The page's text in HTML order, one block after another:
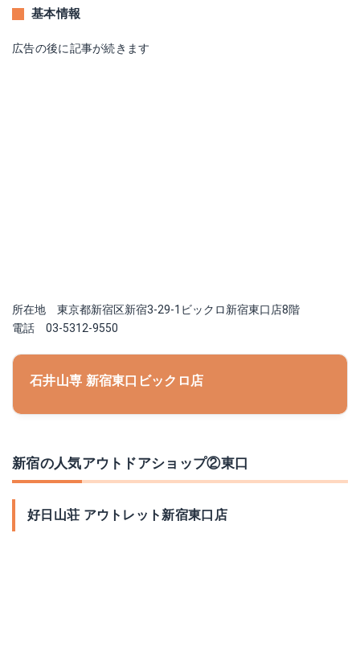
基本情報
広告の後に記事が続きます
所在地 東京都新宿区新宿3-29-1ビックロ新宿東口店8階
電話 03-5312-9550
石井山専 新宿東口ビックロ店
新宿の人気アウトドアショップ②東口
好日山荘 アウトレット新宿東口店